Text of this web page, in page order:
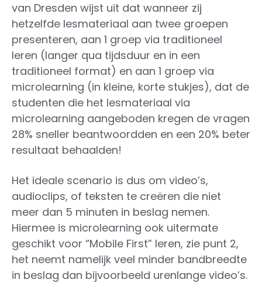
van Dresden wijst uit dat wanneer zij
hetzelfde lesmateriaal aan twee groepen
presenteren, aan 1 groep via traditioneel
leren (langer qua tijdsduur en in een
traditioneel format) en aan 1 groep via
microlearning (in kleine, korte stukjes), dat de
studenten die het lesmateriaal via
microlearning aangeboden kregen de vragen
28% sneller beantwoordden en een 20% beter
resultaat behaalden!
Het ideale scenario is dus om video’s,
audioclips, of teksten te creëren die niet
meer dan 5 minuten in beslag nemen.
Hiermee is microlearning ook uitermate
geschikt voor “Mobile First” leren, zie punt 2,
het neemt namelijk veel minder bandbreedte
in beslag dan bijvoorbeeld urenlange video’s.